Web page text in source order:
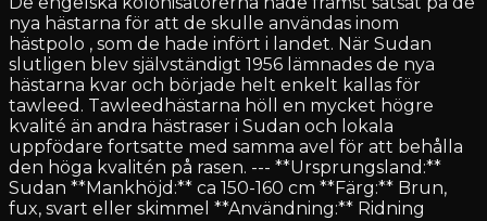
nya hästarna för att de skulle användas inom
hästpolo , som de hade infört i landet. När Sudan
slutligen blev självständigt 1956 lämnades de nya
hästarna kvar och började helt enkelt kallas för
tawleed. Tawleedhästarna höll en mycket högre
kvalité än andra hästraser i Sudan och lokala
uppfödare fortsatte med samma avel för att behålla
den höga kvalitén på rasen. --- **Ursprungsland:**
Sudan **Mankhöjd:** ca 150-160 cm **Färg:** Brun,
fux, svart eller skimmel **Användning:** Ridning